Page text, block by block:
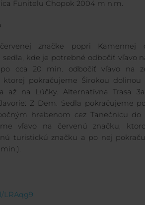
Funitelu Chopok 2004 m n.m.
značke popri Kamennej
kde je potrebné odbočiť vľavo
cca 20 min. odbočiť vľavo na
pokračujeme Širokou dolinou
až na Lúčky. Alternatívna Trasa
Z Dem. Sedla pokračujeme
hrebenom cez Tanečnicu do
vľavo na červenú značku,
turistickú značku a po nej
LRAqg9